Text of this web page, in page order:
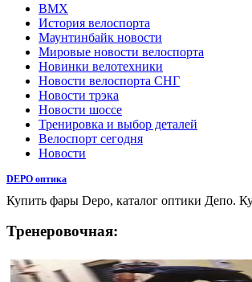
ВМХ
История велоспорта
Маунтинбайк новости
Мировые новости велоспорта
Новинки велотехники
Новости велоспорта СНГ
Новости трэка
Новости шоссе
Тренировка и выбор деталей
Велоспорт сегодня
Новости
DEPO оптика
Купить фары Depo, каталог оптики Депо.
Тренеровочная: